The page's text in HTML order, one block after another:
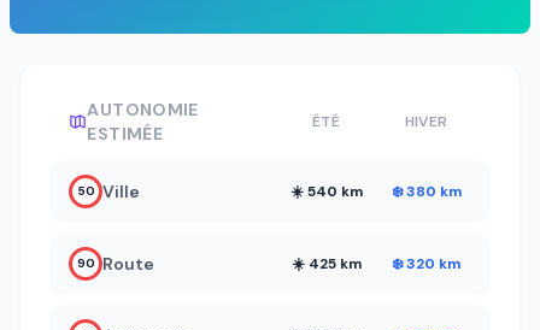
AUTONOMIE
ESTIMÉE
ÉTÉ HIVER
50 Ville ☀️ 540 km ❄️ 380 km
90 Route ☀️ 425 km ❄️ 320 km